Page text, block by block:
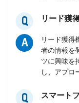
Q リード獲
A
リード獲得
者の情報を
ツに興味を
し、アプロ
Q
スマート